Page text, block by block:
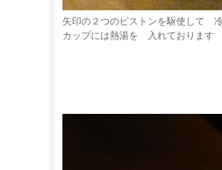
矢印の２つのピストンを駆使して
カップには熱湯を 入れております